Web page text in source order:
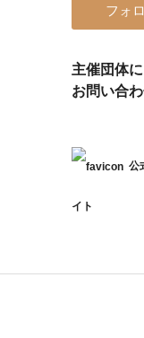
フォ
主催団体に
お問い合
公
イト